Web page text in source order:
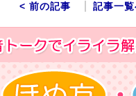
< 前の記事 記事一